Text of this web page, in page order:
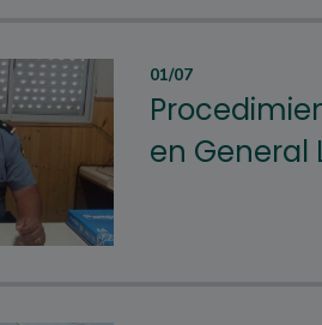
01/07
en General